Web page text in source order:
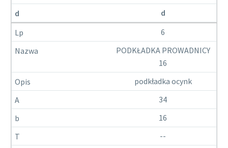
d
6
PODKŁADKA PROWADNICY
16
podkładka ocynk
34
16
--